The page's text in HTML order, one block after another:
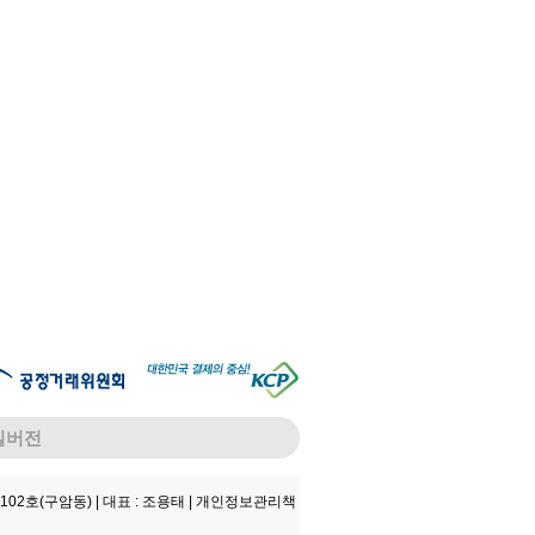
전
호(구암동) | 대표 : 조용태 | 개인정보관리책